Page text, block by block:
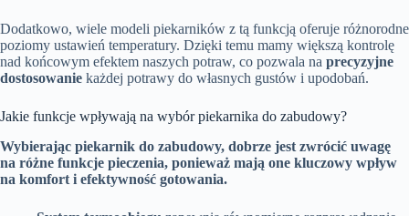
Dodatkowo, wiele modeli piekarników z tą funkcją oferuje różnorodne
poziomy ustawień temperatury. Dzięki temu mamy większą kontrolę
nad końcowym efektem naszych potraw, co pozwala na precyzyjne
dostosowanie każdej potrawy do własnych gustów i upodobań.
Jakie funkcje wpływają na wybór piekarnika do zabudowy?
Wybierając piekarnik do zabudowy, dobrze jest zwrócić uwagę
na różne funkcje pieczenia, ponieważ mają one kluczowy wpływ
na komfort i efektywność gotowania.